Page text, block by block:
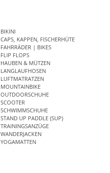
BIKINI
CAPS, KAPPEN, FISCHERHÜTE
FAHRRÄDER | BIKES
FLIP FLOPS
HAUBEN & MÜTZEN
LANGLAUFHOSEN
LUFTMATRATZEN
MOUNTAINBIKE
OUTDOORSCHUHE
SCOOTER
SCHWIMMSCHUHE
STAND UP PADDLE (SUP)
TRAININGSANZÜGE
WANDERJACKEN
YOGAMATTEN